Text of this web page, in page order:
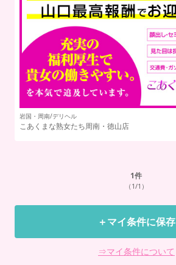
岩国・周南/デリヘル
こあくまな熟女たち周南・徳山店
1件
（1/1）
＋マイ条件に保存
⇒マイ条件について